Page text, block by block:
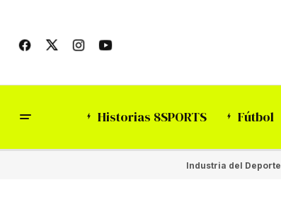
Historias 8SPORTS Fútbol
Industria del Deporte